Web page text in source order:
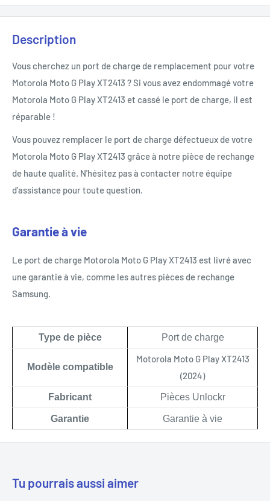
Description
Vous cherchez un port de charge de remplacement pour votre
Motorola Moto G Play XT2413 ? Si vous avez endommagé votre
Motorola Moto G Play XT2413 et cassé le port de charge, il est
réparable !
Vous pouvez remplacer le port de charge défectueux de votre
Motorola Moto G Play XT2413 grâce à notre pièce de rechange
de haute qualité. N'hésitez pas à contacter notre équipe
d'assistance pour toute question.
Garantie à vie
Le port de charge Motorola Moto G Play XT2413 est livré avec
une garantie à vie, comme les autres pièces de rechange
Samsung.
Type de pièce Port de charge
Modèle compatible
Motorola Moto G Play XT2413
(2024)
Fabricant Pièces Unlockr
Garantie Garantie à vie
Tu pourrais aussi aimer